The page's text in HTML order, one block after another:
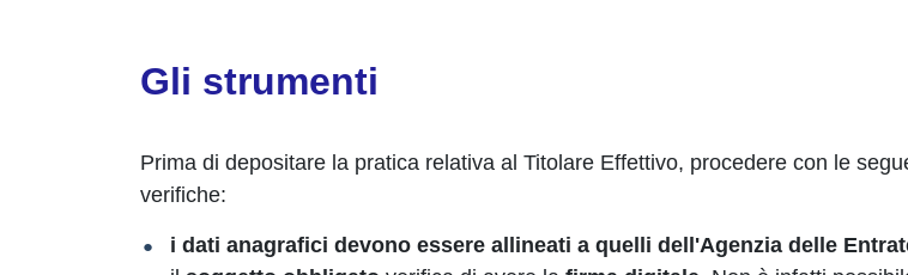
Gli strumenti
Prima di depositare la pratica relativa al Titolare Effettivo, procedere con le
verifiche:
i dati anagrafici devono essere allineati a quelli dell'Agenzia delle